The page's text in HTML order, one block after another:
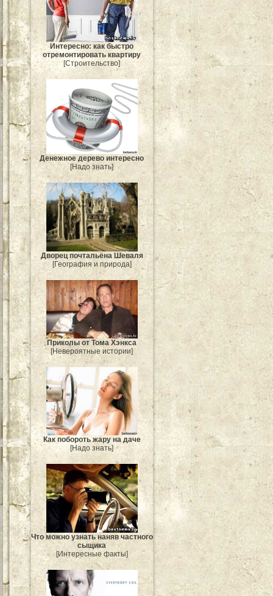
Интересно: как быстро
отремонтировать квартиру
[Строительство]
Денежное дерево интересно
[Надо знать]
Дворец почтальёна Шеваля
[География и природа]
Приколы от Тома Хэнкса
[Невероятные истории]
Как побороть жару на даче
[Надо знать]
Что можно узнать наняв частного
сыщика
[Интересные факты]